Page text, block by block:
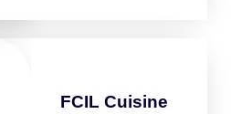
FCIL Cuisine